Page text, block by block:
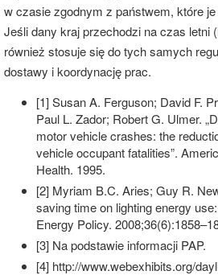
w czasie zgodnym z państwem, które
Jeśli dany kraj przechodzi na czas letni
również stosuje się do tych samych
dostawy i koordynację prac.
[1] Susan A. Ferguson; David F.
Paul L. Zador; Robert G. Ulmer.
motor vehicle crashes: the
vehicle occupant fatalities”.
Health. 1995.
[2] Myriam B.C. Aries; Guy R.
saving time on lighting energy
Energy Policy.
[3] Na podstawie informacji PAP.
[4] http://www.webexhibits.org/